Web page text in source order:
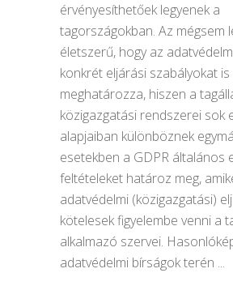
érvényesíthetőek legyenek a
tagországokban. Az mégsem
életszerű, hogy az
konkrét eljárási szabályokat is
meghatározza, hiszen a
közigazgatási rendszerei sok
alapjaiban különböznek
esetekben a GDPR általános
feltételeket határoz meg,
adatvédelmi (közigazgatási)
kötelesek figyelembe venni a
alkalmazó szervei.
adatvédelmi bírságok terén